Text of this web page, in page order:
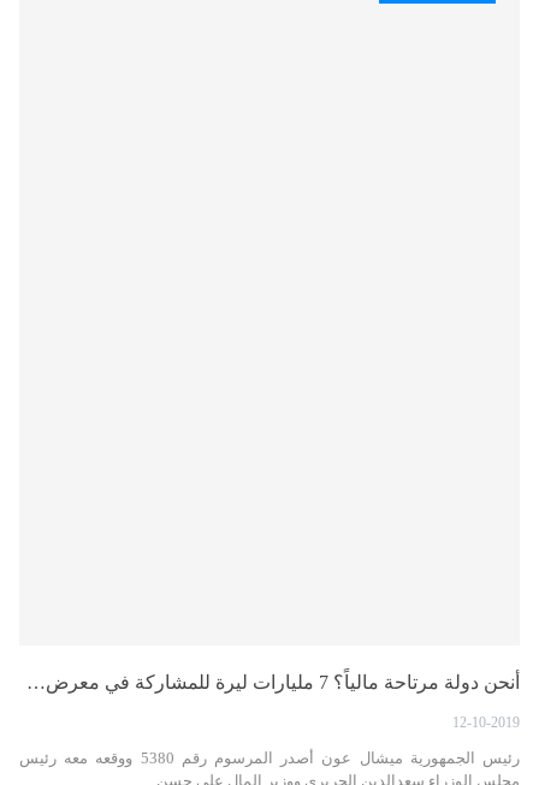
أنحن دولة مرتاحة مالياً؟ 7 مليارات ليرة للمشاركة في معرض…
12-10-2019
رئيس الجمهورية ميشال عون أصدر المرسوم رقم 5380 ووقعه معه رئيس
مجلس الوزراء سعدالدين الحريري ووزير المال علي حسن…